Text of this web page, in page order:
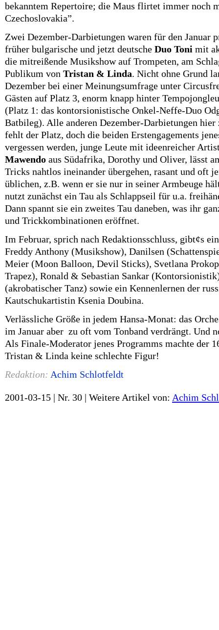
bekanntem Repertoire; die Maus flirtet immer noch
Czechoslovakia”.
Zwei Dezember-Darbietungen waren für den Januar
früher bulgarische und jetzt deutsche Duo Toni mit
die mitreißende Musikshow auf Trompeten, am
Publikum von Tristan & Linda. Nicht ohne Grund
Dezember bei einer Meinungsumfrage unter
Gästen auf Platz 3, enorm knapp hinter
(Platz 1: das kontorsionistische Onkel-Neffe-Duo
Batbileg). Alle anderen Dezember-Darbietungen hier
fehlt der Platz, doch die beiden Erstengagements
vergessen werden, junge Leute mit ideenreicher
Mawendo aus Südafrika, Dorothy und Oliver, lässt
Tricks nahtlos ineinander übergehen, rasant und oft
üblichen, z.B. wenn er sie nur in seiner Armbeuge
nutzt zunächst ein Tau als Schlappseil für u.a.
Dann spannt sie ein zweites Tau daneben, was ihr
und Trickkombinationen eröffnet.
Im Februar, sprich nach Redaktionsschluss, gibt¢s
Freddy Anthony (Musikshow), Danilsen
Meier (Moon Balloon, Devil Sticks), Svetlana
Trapez), Ronald & Sebastian Sankar
(akrobatischer Tanz) sowie ein Kennenlernen der
Kautschukartistin Ksenia Doubina.
Verlässliche Größe in jedem Hansa-Monat: das
im Januar aber zu oft vom Tonband verdrängt. Und
Als Finale-Moderator jenes Programms machte der
Tristan & Linda keine schlechte Figur!
Redaktion: Achim Schlotfeldt
2001-03-15 | Nr. 30 | Weitere Artikel von: Achim